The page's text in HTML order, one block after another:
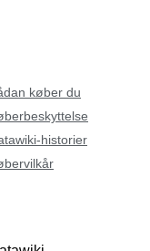
køber du
historier